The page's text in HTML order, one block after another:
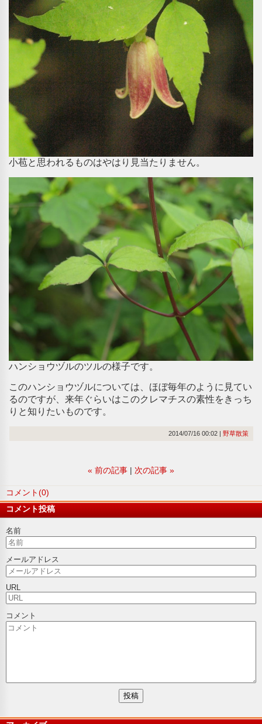
小苞と思われるものはやはり見当たりません。
ハンショウヅルのツルの様子です。
このハンショウヅルについては、ほぼ毎年のように見てい
るのですが、来年ぐらいはこのクレマチスの素性をきっち
りと知りたいものです。
2014/07/16 00:02 野草散策
« 前の記事 次の記事 »
コメント(0)
コメント投稿
名前
メールアドレス
URL
コメント